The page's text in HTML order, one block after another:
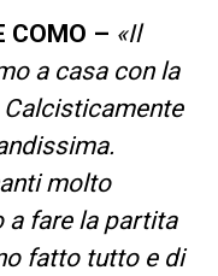
COMO – «Il
a casa con la
molto
a fare la partita
fatto tutto e di